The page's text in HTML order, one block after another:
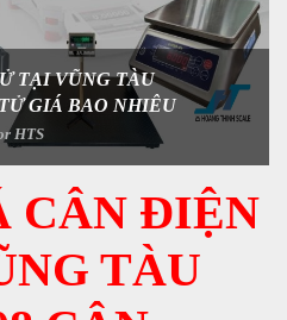
TẠI VŨNG TÀU
GIÁ BAO NHIÊU
HTS
CÂN ĐIỆN
TÀU